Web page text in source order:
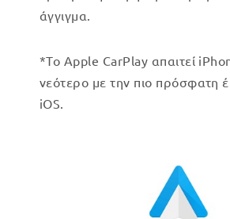
άγγιγμα.
*Το Apple CarPlay απαιτεί
νεότερο με την πιο πρόσφατη
iOS.